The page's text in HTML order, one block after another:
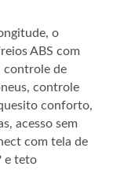
o
ABS com
controle de
controle
conforto,
acesso sem
com tela de
e teto